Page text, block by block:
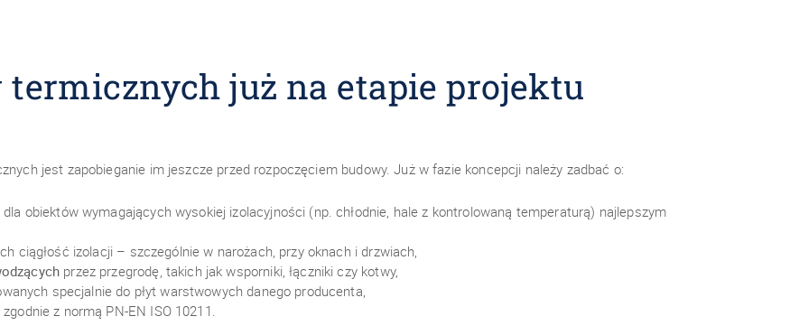
już na etapie projektu
jest zapobieganie im jeszcze przed rozpoczęciem budowy. Już w fazie koncepcji należy zadbać o:
dla obiektów wymagających wysokiej izolacyjności (np. chłodnie, hale z kontrolowaną temperaturą) najlepszym
ciągłość izolacji – szczególnie w narożach, przy oknach i drzwiach,
przez przegrodę, takich jak wsporniki, łączniki czy kotwy,
specjalnie do płyt warstwowych danego producenta,
zgodnie z normą PN-EN ISO 10211.